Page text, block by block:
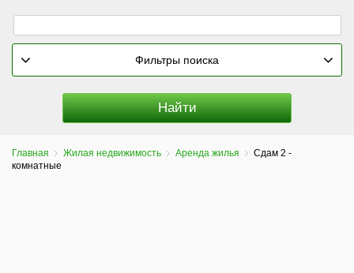
Фильтры поиска
Главная Жилая недвижимость Аренда жилья
Сдам 2 -
комнатные